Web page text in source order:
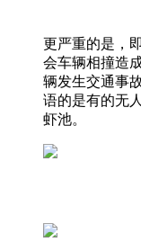
更严重的是，
会车辆相撞造
辆发生交通事
语的是有的无
虾池。